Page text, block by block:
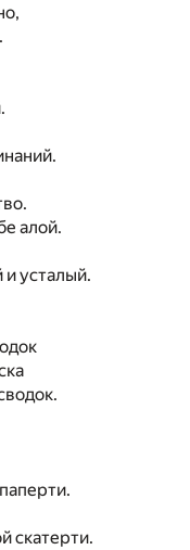
алой.
усталый.
скатерти.